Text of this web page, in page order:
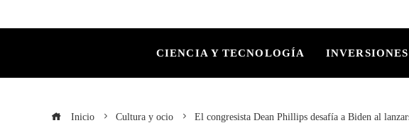
CIENCIA Y TECNOLOGÍA
Inicio Cultura y ocio El congresista Dean Phillips desafía a Biden al